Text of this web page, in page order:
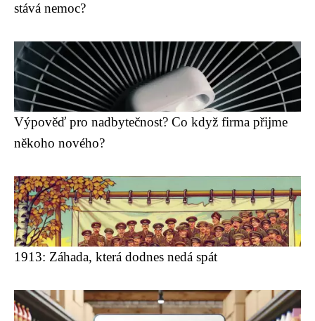
stává nemoc?
Výpověď pro nadbytečnost? Co když firma přijme
někoho nového?
1913: Záhada, která dodnes nedá spát